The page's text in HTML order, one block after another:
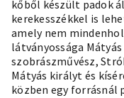
kőből készült padok
kerekesszékkel is
amely nem
látványossága
szobrászművész,
Mátyás királyt és
közben egy forrásnál